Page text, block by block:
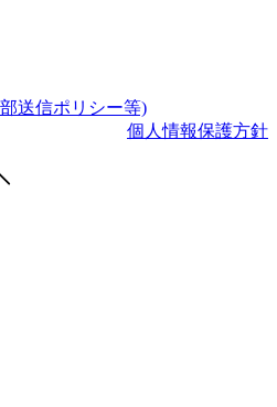
送信ポリシー等)
個人情報保護方針